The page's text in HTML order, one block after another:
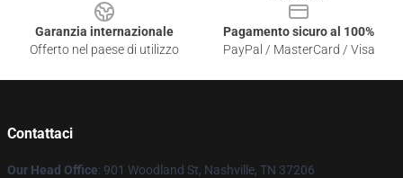
Garanzia internazionale
Offerto nel paese di utilizzo
Pagamento sicuro al 100%
PayPal / MasterCard / Visa
Contattaci
Our Head Office: 901 Woodland St, Nashville, TN 37206